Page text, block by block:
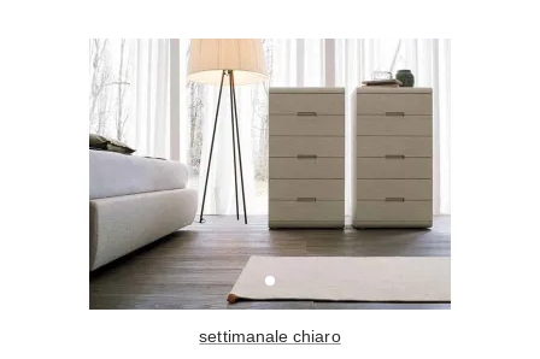
Accessori Bagno
Rubinetteria
Vasche da Bagno
Giardino
Arredo giardino
Tende da sole
Gazebo
Pavimenti esterni
Fai da Te
Fai da te in giardino
Il fai da te in bagno
Casa fai da te
Bricolage
settimanale chiaro